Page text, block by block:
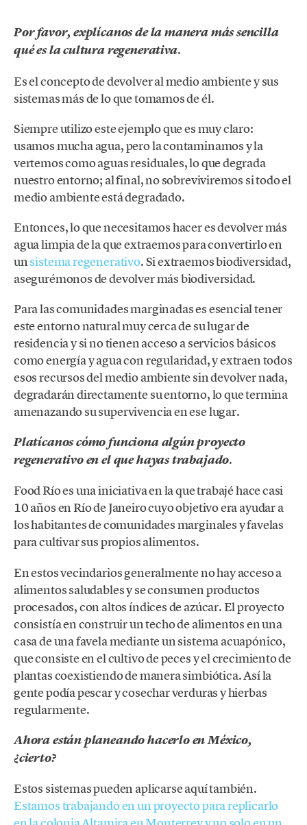
Por favor, explícanos de la manera más sencilla
qué es la cultura regenerativa.
Es el concepto de devolver al medio ambiente y sus
sistemas más de lo que tomamos de él.
Siempre utilizo este ejemplo que es muy claro:
usamos mucha agua, pero la contaminamos y la
vertemos como aguas residuales, lo que degrada
nuestro entorno; al final, no sobreviviremos si todo el
medio ambiente está degradado.
Entonces, lo que necesitamos hacer es devolver más
agua limpia de la que extraemos para convertirlo en
unsistema regenerativo. Si extraemos biodiversidad,
asegurémonos de devolver más biodiversidad.
Para las comunidades marginadas es esencial tener
este entorno natural muy cerca de su lugar de
residencia y si no tienen acceso a servicios básicos
como energía y agua con regularidad, y extraen todos
esos recursos del medio ambiente sin devolver nada,
degradarán directamente su entorno, lo que termina
amenazando su supervivencia en ese lugar.
Platícanos cómo funciona algún proyecto
regenerativo en el que hayas trabajado.
Food Río es una iniciativa en la que trabajé hace casi
10 años en Río de Janeiro cuyo objetivo era ayudar a
los habitantes de comunidades marginales y favelas
para cultivar sus propios alimentos.
En estos vecindarios generalmente no hay acceso a
alimentos saludables y se consumen productos
procesados, con altos índices de azúcar. El proyecto
consistía en construir un techo de alimentos en una
casa de una favela mediante un sistema acuapónico,
que consiste en el cultivo de peces y el crecimiento de
plantas coexistiendo de manera simbiótica. Así la
gente podía pescar y cosechar verduras y hierbas
regularmente.
Ahora están planeando hacerlo en México,
¿cierto?
Estos sistemas pueden aplicarse aquí también.
Estamos trabajando en un proyecto para replicarlo